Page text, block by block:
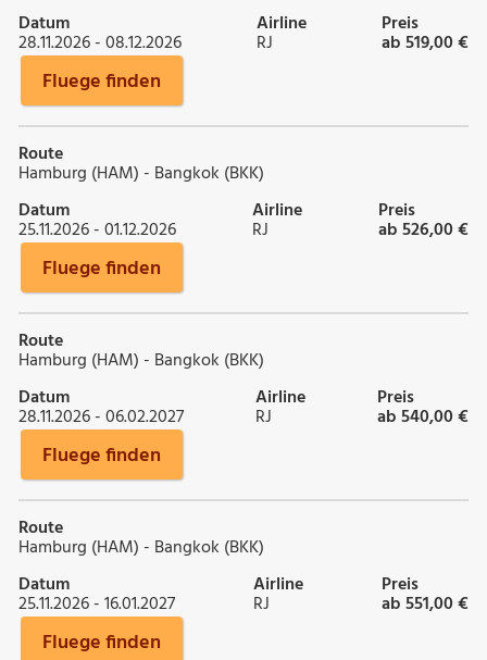
Datum
28.11.2026 - 08.12.2026
Airline
RJ
Preis
ab 519,00 €
Fluege finden
Route
Hamburg (HAM) - Bangkok (BKK)
Datum
25.11.2026 - 01.12.2026
Airline
RJ
Preis
ab 526,00 €
Fluege finden
Route
Hamburg (HAM) - Bangkok (BKK)
Datum
28.11.2026 - 06.02.2027
Airline
RJ
Preis
ab 540,00 €
Fluege finden
Route
Hamburg (HAM) - Bangkok (BKK)
Datum
25.11.2026 - 16.01.2027
Airline
RJ
Preis
ab 551,00 €
Fluege finden